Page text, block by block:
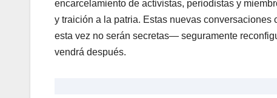
encarcelamiento de activistas, periodistas y
y traición a la patria. Estas nuevas
esta vez no serán secretas— seguramente
vendrá después.